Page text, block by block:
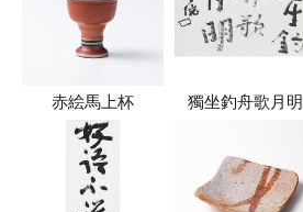
赤絵馬上杯 獨坐釣舟歌月明